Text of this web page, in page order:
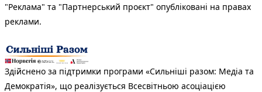
"Реклама" та "Партнерський проєкт" опубліковані на правах
реклами.
Здійснено за підтримки програми «Сильніші разом: Медіа та
Демократія», що реалізується Всесвітньою асоціацією